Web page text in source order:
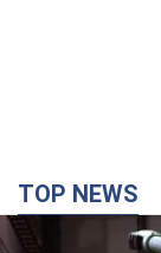
TOP NEWS